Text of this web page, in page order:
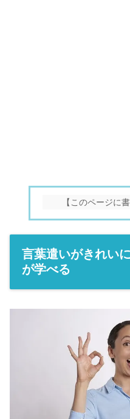
【このページに
言葉遣いがきれい
が学べる